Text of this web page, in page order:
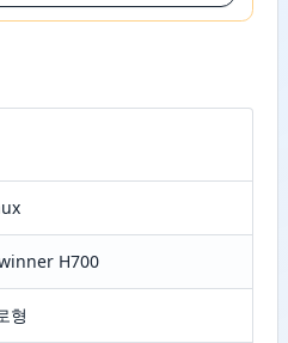
H700
형